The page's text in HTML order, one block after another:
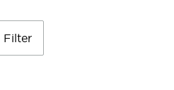
Filter